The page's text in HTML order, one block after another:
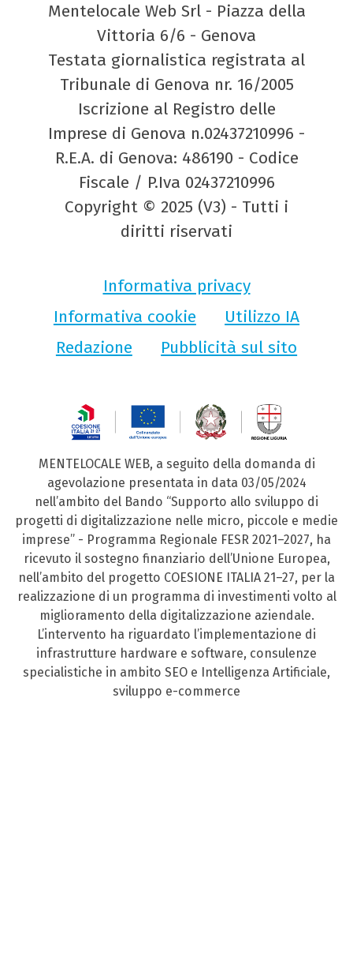
Mentelocale Web Srl - Piazza della
Vittoria 6/6 - Genova
Testata giornalistica registrata al
Tribunale di Genova nr. 16/2005
Iscrizione al Registro delle
Imprese di Genova n.02437210996 -
R.E.A. di Genova: 486190 - Codice
Fiscale / P.Iva 02437210996
Copyright © 2025 (V3) - Tutti i
diritti riservati
Informativa privacy
Informativa cookie
Utilizzo IA
Redazione
Pubblicità sul sito
MENTELOCALE WEB, a seguito della domanda di
agevolazione presentata in data 03/05/2024
nell’ambito del Bando “Supporto allo sviluppo di
progetti di digitalizzazione nelle micro, piccole e medie
imprese” - Programma Regionale FESR 2021–2027, ha
ricevuto il sostegno finanziario dell’Unione Europea,
nell’ambito del progetto COESIONE ITALIA 21–27, per la
realizzazione di un programma di investimenti volto al
miglioramento della digitalizzazione aziendale.
L’intervento ha riguardato l’implementazione di
infrastrutture hardware e software, consulenze
specialistiche in ambito SEO e Intelligenza Artificiale,
sviluppo e-commerce